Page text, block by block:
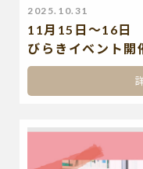
2025.10.31
11月15日～16日
びらきイベント開